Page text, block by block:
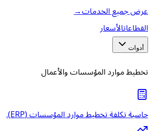
عرض جميع الخدمات→
القطاعاتالأسعار
أدوات
تخطيط موارد المؤسسات والأعمال
حاسبة تكلفة تخطيط موارد المؤسسات (ERP).